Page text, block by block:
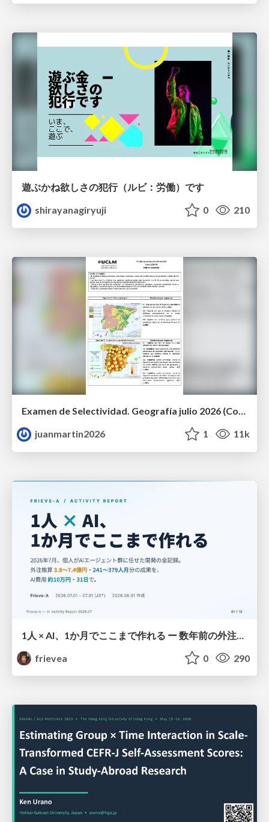
遊ぶかね欲しさの犯行（ルビ：労働）です
shirayanagiryuji
0 210
Examen de Selectividad. Geografía julio 2026 (Convocatoria Extraordinaria). UCLM
juanmartin2026
1 11k
frievea
0 290